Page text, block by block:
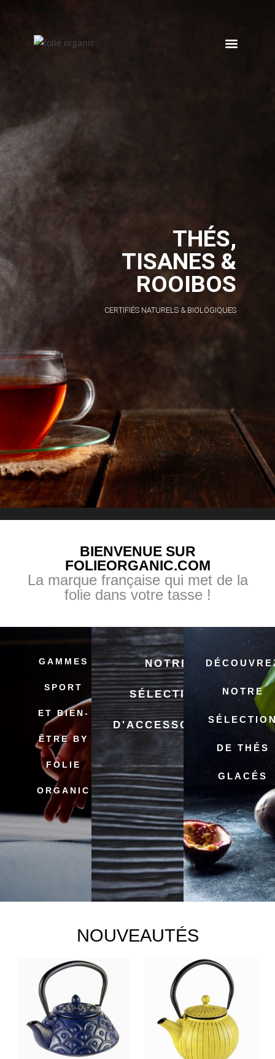
THÉS,
TISANES &
ROOIBOS
CERTIFIÉS NATURELS & BIOLOGIQUES
BIENVENUE SUR
FOLIEORGANIC.COM
La marque française qui met de la
folie dans votre tasse !
GAMMES
SPORT
ET BIEN-
ÊTRE BY
FOLIE
ORGANIC
NOTRE
SÉLECTION
D'ACCESSOIRES
NOTRE
DE THÉS
GLACÉS
NOUVEAUTÉS